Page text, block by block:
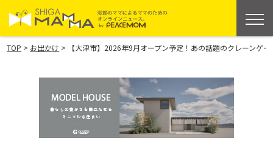
TOP > お出かけ > 【大津市】2026年9月オープン予定！あの話題のクレーン